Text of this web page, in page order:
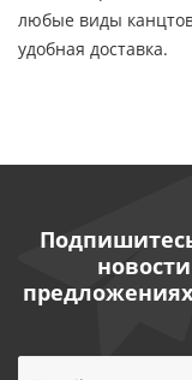
любые виды
удобная доставка.